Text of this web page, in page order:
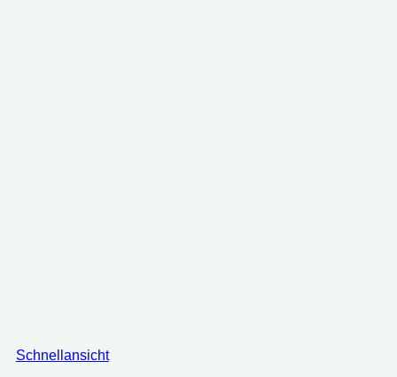
Schnellansicht